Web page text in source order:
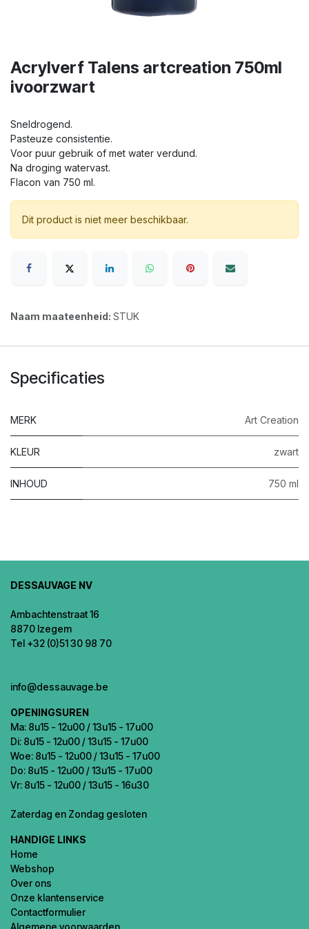
Acrylverf Talens artcreation 750ml
ivoorzwart
Sneldrogend.
Pasteuze consistentie.
Voor puur gebruik of met water verdund.
Na droging watervast.
Flacon van 750 ml.
Dit product is niet meer beschikbaar.
Naam maateenheid: STUK
Specificaties
MERK Art Creation
KLEUR zwart
INHOUD 750 ml
DESSAUVAGE NV
Ambachtenstraat 16
8870 Izegem
Tel +32 (0)51 30 98 70
info@dessauvage.be
OPENINGSUREN
Ma: 8u15 - 12u00 / 13u15 - 17u00
Di: 8u15 - 12u00 / 13u15 - 17u00
Woe: 8u15 - 12u00 / 13u15 - 17u00
Do: 8u15 - 12u00 / 13u15 - 17u00
Vr: 8u15 - 12u00 / 13u15 - 16u30
Zaterdag en Zondag gesloten
HANDIGE LINKS
Home
Webshop
Over ons
Onze klantenservice
Contactformulier